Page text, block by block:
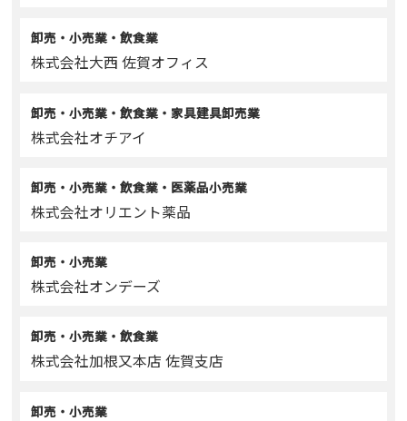
卸売・小売業・飲食業
株式会社大西 佐賀オフィス
卸売・小売業・飲食業・家具建具卸売業
株式会社オチアイ
卸売・小売業・飲食業・医薬品小売業
株式会社オリエント薬品
卸売・小売業
株式会社オンデーズ
卸売・小売業・飲食業
株式会社加根又本店 佐賀支店
卸売・小売業